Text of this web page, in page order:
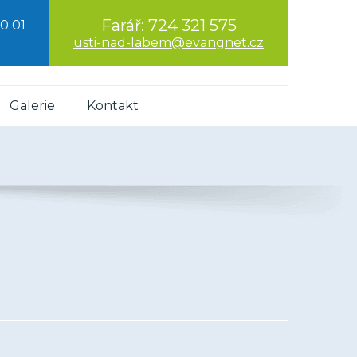
01
Farář: 724 321 575
usti-nad-labem@evangnet.cz
Galerie Kontakt